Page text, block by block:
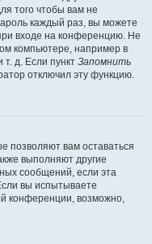
того чтобы вам не
каждый раз, вы можете
входе на конференцию. Не
компьютере, например в
т. д. Если пункт Запомнить
отключил эту функцию.
позволяют вам оставаться
выполняют другие
сообщений, если эта
вы испытываете
конференции, возможно,